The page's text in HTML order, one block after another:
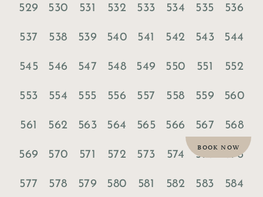
BOOK NOW
529 530 531 532 533 534 535 536
537 538 539 540 541 542 543 544
545 546 547 548 549 550 551 552
553 554 555 556 557 558 559 560
561 562 563 564 565 566 567 568
569 570 571 572 573 574 575 576
577 578 579 580 581 582 583 584